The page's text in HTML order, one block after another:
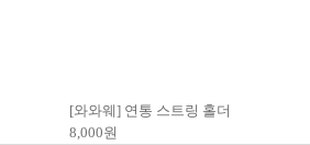
[와와웨] 연통 스트링 홀더
8,000원